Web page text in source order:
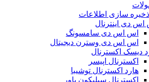
سازی اطلاعات
اس دی اینترنال
اس اس دی سامسونگ
اس اس دی وسترن دیجیتال
دیسک اکسترنال
اکسترنال اپیسر
هارد اکسترنال توشیبا
اکسترنال سیلیکون پاور